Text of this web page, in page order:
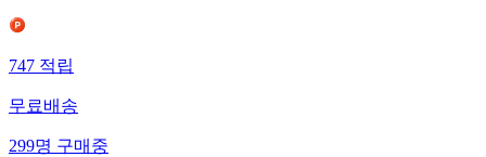
747 적립
무료배송
299명 구매중